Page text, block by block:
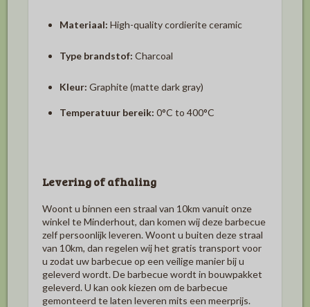
Materiaal: High-quality cordierite ceramic
Type brandstof: Charcoal
Kleur: Graphite (matte dark gray)
Temperatuur bereik: 0°C to 400°C
Levering of afhaling
Woont u binnen een straal van 10km vanuit onze
winkel te Minderhout, dan komen wij deze barbecue
zelf persoonlijk leveren. Woont u buiten deze straal
van 10km, dan regelen wij het gratis transport voor
u zodat uw barbecue op een veilige manier bij u
geleverd wordt. De barbecue wordt in bouwpakket
geleverd. U kan ook kiezen om de barbecue
gemonteerd te laten leveren mits een meerprijs.